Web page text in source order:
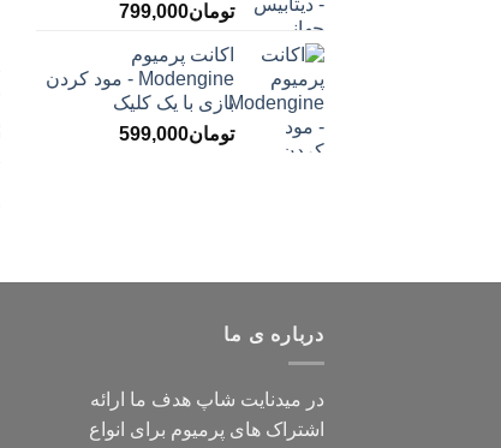
تومان799,000
اکانت پرمیوم
Modengine - مود کردن
بازی با یک کلیک
تومان599,000
درباره ی ما
در میدنایت شاپ هدف ما ارائه
اشتراک های پرمیوم برای انواع